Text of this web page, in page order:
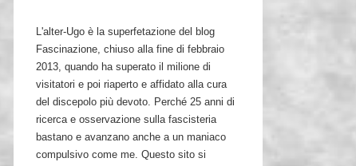
L'alter-Ugo è la superfetazione del blog
Fascinazione, chiuso alla fine di febbraio
2013, quando ha superato il milione di
visitatori e poi riaperto e affidato alla cura
del discepolo più devoto. Perché 25 anni di
ricerca e osservazione sulla fascisteria
bastano e avanzano anche a un maniaco
compulsivo come me. Questo sito si